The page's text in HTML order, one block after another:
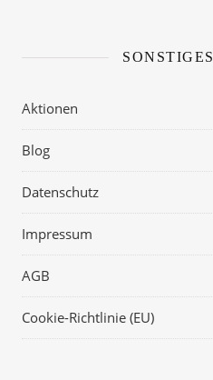
SONSTIGES
Aktionen
Blog
Datenschutz
Impressum
AGB
Cookie-Richtlinie (EU)